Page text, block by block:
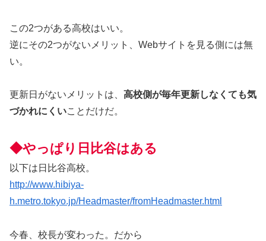
この2つがある高校はいい。
逆にその2つがないメリット、Webサイトを見る側には無
い。
更新日がないメリットは、 高校側が毎年更新しなくても気
づかれにくいことだけだ。
◆やっぱり日比谷はある
以下は日比谷高校。
http://www.hibiya-
h.metro.tokyo.jp/Headmaster/fromHeadmaster.html
今春、校長が変わった。だから